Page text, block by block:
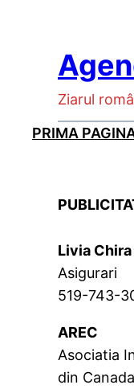
Ziarul
PRIMA
Livia Chira
Asigurari
519-743-
AREC
Asociatia
din Canada